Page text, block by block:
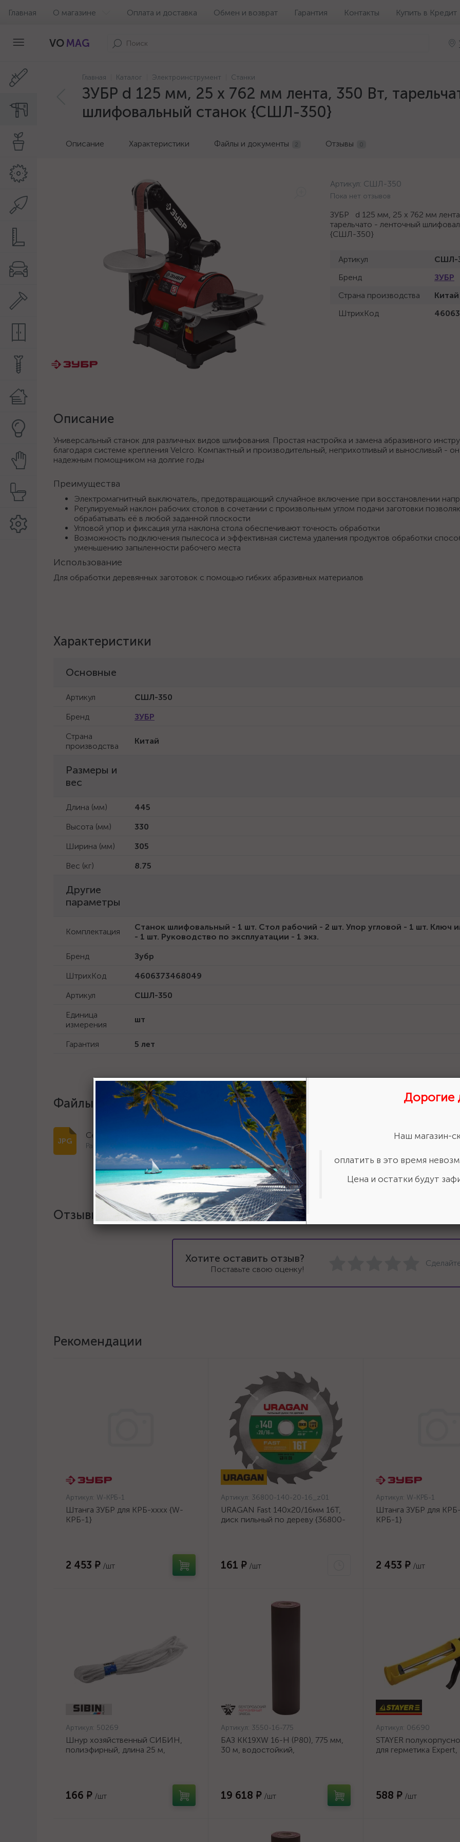
Главная О магазине Оплата и доставка Обмен и возврат Гарантия Контакты Купить в Кредит
VO MAG
Главная Каталог Электроинструмент Станки
ЗУБР d 125 мм, 25 х 762 мм лента, 350 Вт,
шлифовальный станок {СШЛ-350}
Описание Характеристики Файлы и документы 2 Отзывы 0
Артикул: СШЛ-350
Пока нет отзывов
ЗУБР d 125 мм, 25 х 762 мм
тарельчато - ленточный
{СШЛ-350}
Артикул
СШЛ-
Бренд
ЗУБР
Страна производства
Китай
ШтрихКод
Описание
Универсальный станок для различных видов шлифования. Простая настройка и замена абразивного
благодаря системе крепления Velcro. Компактный и производительный, неприхотливый и выносливый -
надежным помощником на долгие годы
Преимущества
Электромагнитный выключатель, предотвращающий случайное включение при восстановлении
Регулируемый наклон рабочих столов в сочетании с произвольным углом подачи заготовки
обрабатывать её в любой заданной плоскости
Угловой упор и фиксация угла наклона стола обеспечивают точность обработки
Возможность подключения пылесоса и эффективная система удаления продуктов обработки
уменьшению запыленности рабочего места
Использование
Для обработки деревянных заготовок с помощью гибких абразивных материалов
Характеристики
Основные
Артикул
СШЛ-350
Бренд
ЗУБР
Страна
производства
Китай
Размеры и
вес
Длина (мм)
445
Высота (мм)
330
Ширина (мм)
305
Вес (кг)
8.75
Другие
параметры
Комплектация
Станок шлифовальный - 1 шт. Стол рабочий - 2 шт. Упор угловой - 1 шт. Ключ
- 1 шт. Руководство по эксплуатации - 1 экз.
Бренд
Зубр
ШтрихКод
4606373468049
Артикул
СШЛ-350
Единица
измерения
шт
Гарантия 5 лет
Файлы и документы
Сертификат дилера 2023 г.
Размер: 266.5 Кб
Сертификат дилера 2024 г.
Размер: 281 Кб
Отзывы
Хотите оставить отзыв?
Поставьте свою оценку!
Рекомендации
Артикул: W-КРБ-1
Штанга ЗУБР для КРБ-хххх {W-
КРБ-1}
2 453 ₽ /шт
Артикул: 36800-140-20-16_z01
URAGAN Fast 140x20/16мм 16Т,
диск пильный по дереву {36800-
161 ₽ /шт
Артикул: W-КРБ-1
Штанга ЗУБР для
КРБ-1}
2 453 ₽ /шт
Артикул: 50269
Шнур хозяйственный СИБИН,
полиэфирный, длина 25 м,
166 ₽ /шт
Артикул: 3550-16-775
БАЗ KK19XW 16-H (Р80), 775 мм,
30 м, водостойкий,
19 618 ₽ /шт
Артикул: 06690
STAYER
для герметика Expert,
588 ₽ /шт
Дорогие
Наш магазин-
оплатить в это время
Цена и остатки будут